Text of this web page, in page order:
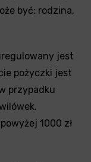
być: rodzina,
jest
pożyczki jest
przypadku
1000 zł